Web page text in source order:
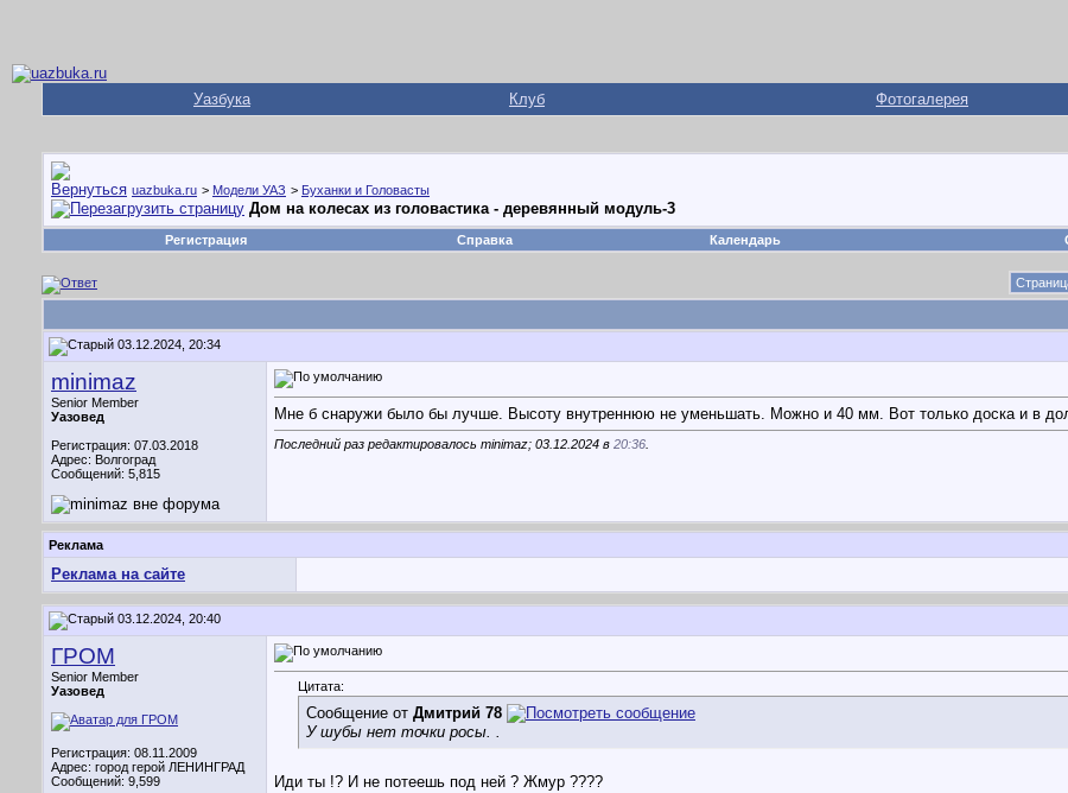
Уазбука Клуб Фотогалерея
uazbuka.ru > Модели УАЗ > Буханки и Головасты
Дом на колесах из головастика - деревянный модуль-3
Регистрация Справка Календарь
03.12.2024, 20:34
minimaz
Senior Member
Уазовед
Регистрация: 07.03.2018
Адрес: Волгоград
Сообщений: 5,815
Мне б снаружи было бы лучше. Высоту внутреннюю не уменьшать. Можно и 40 мм. Вот только доска и в
Последний раз редактировалось minimaz; 03.12.2024 в 20:36
Реклама
Реклама на сайте
03.12.2024, 20:40
ГРОМ
Senior Member
Уазовед
Регистрация: 08.11.2009
Адрес: город герой ЛЕНИНГРАД
Сообщений: 9,599
Цитата:
Сообщение от Дмитрий 78
У шубы нет точки росы. .
Иди ты !? И не потеешь под ней ? Жмур ????